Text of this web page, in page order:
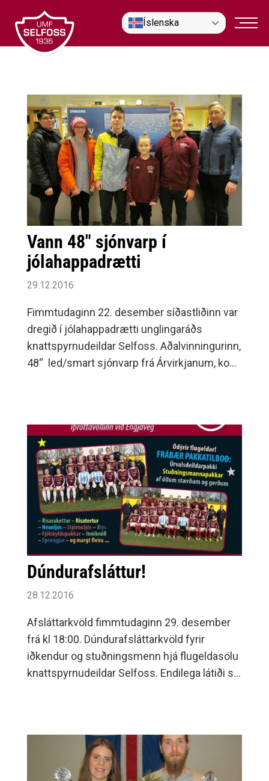
efni
Íslenska
Vann 48" sjónvarp í
jólahappadrætti
29.12.2016
Fimmtudaginn 22. desember síðastliðinn var
dregið í jólahappadrætti unglingaráðs
knattspyrnudeildar Selfoss. Aðalvinningurinn,
48“ led/smart sjónvarp frá Árvirkjanum, kom
Dúndurafsláttur!
28.12.2016
Afsláttarkvöld fimmtudaginn 29. desember
frá kl 18:00. Dúndurafsláttarkvöld fyrir
iðkendur og stuðningsmenn hjá flugeldasölu
knattspyrnudeildar Selfoss. Endilega látiði sjá